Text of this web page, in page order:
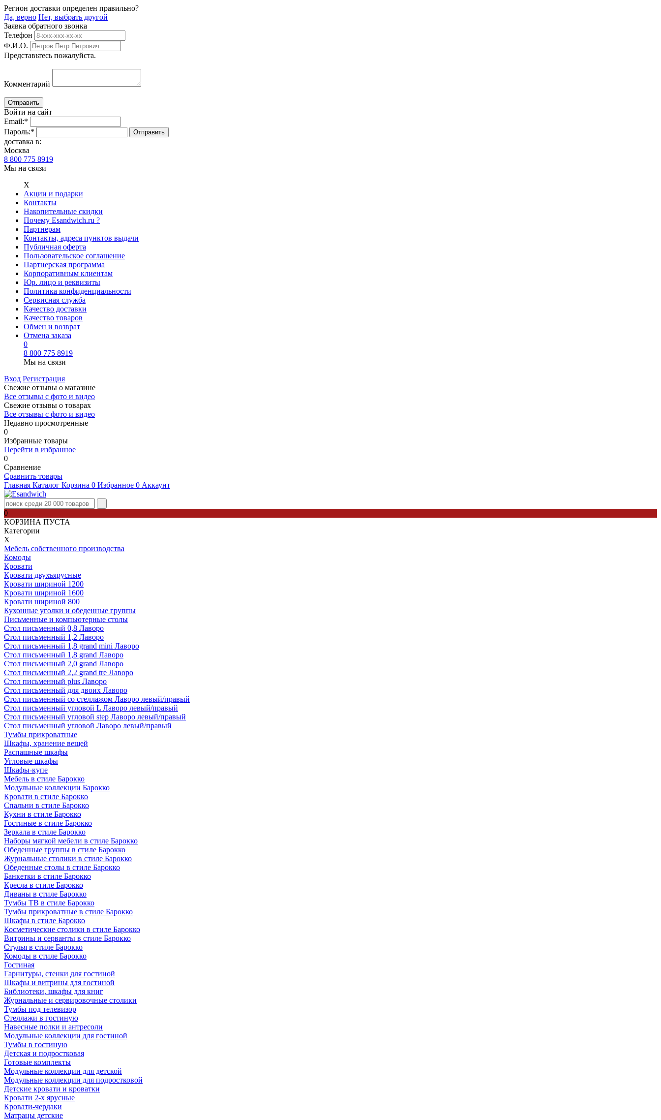
Регион доставки определен правильно?
Да, верно Нет, выбрать другой
Заявка обратного звонка
Телефон
Ф.И.О.
Представьтесь пожалуйста.
Комментарий
Войти на сайт
Email:*
Пароль:*
доставка в:
Москва
8 800 775 8919
Мы на связи
Х
Акции и подарки
Контакты
Накопительные скидки
Почему Esandwich.ru ?
Партнерам
Контакты, адреса пунктов выдачи
Публичная оферта
Пользовательское соглашение
Партнерская программа
Корпоративным клиентам
Юр. лицо и реквизиты
Политика конфиденциальности
Сервисная служба
Качество доставки
Качество товаров
Обмен и возврат
Отмена заказа
0
8 800 775 8919
Мы на связи
Вход Регистрация
Свежие отзывы о магазине
Все отзывы с фото и видео
Свежие отзывы о товарах
Все отзывы c фото и видео
Недавно просмотренные
0
Избранные товары
Перейти в избранное
0
Сравнение
Сравнить товары
Главная Каталог Корзина 0 Избранное 0 Аккаунт
0
КОРЗИНА ПУСТА
Категории
Х
Мебель собственного производства
Комоды
Кровати
Кровати двухъярусные
Кровати шириной 1200
Кровати шириной 1600
Кровати шириной 800
Кухонные уголки и обеденные группы
Письменные и компьютерные столы
Стол письменный 0,8 Лаворо
Стол письменный 1,2 Лаворо
Стол письменный 1,8 grand mini Лаворо
Стол письменный 1,8 grand Лаворо
Стол письменный 2,0 grand Лаворо
Стол письменный 2,2 grand tre Лаворо
Стол письменный plus Лаворо
Стол письменный для двоих Лаворо
Стол письменный со стеллажом Лаворо левый/правый
Стол письменный угловой L Лаворо левый/правый
Стол письменный угловой step Лаворо левый/правый
Стол письменный угловой Лаворо левый/правый
Тумбы прикроватные
Шкафы, хранение вещей
Распашные шкафы
Угловые шкафы
Шкафы-купе
Мебель в стиле Барокко
Модульные коллекции Барокко
Кровати в стиле Барокко
Спальни в стиле Барокко
Кухни в стиле Барокко
Гостиные в стиле Барокко
Зеркала в стиле Барокко
Наборы мягкой мебели в стиле Барокко
Обеденные группы в стиле Барокко
Журнальные столики в стиле Барокко
Обеденные столы в стиле Барокко
Банкетки в стиле Барокко
Кресла в стиле Барокко
Диваны в стиле Барокко
Тумбы ТВ в стиле Барокко
Тумбы прикроватные в стиле Барокко
Шкафы в стиле Барокко
Косметические столики в стиле Барокко
Витрины и серванты в стиле Барокко
Стулья в стиле Барокко
Комоды в стиле Барокко
Гостиная
Гарнитуры, стенки для гостиной
Шкафы и витрины для гостиной
Библиотеки, шкафы для книг
Журнальные и сервировочные столики
Тумбы под телевизор
Стеллажи в гостиную
Навесные полки и антресоли
Модульные коллекции для гостиной
Тумбы в гостиную
Детская и подростковая
Готовые комплекты
Модульные коллекции для детской
Модульные коллекции для подростковой
Детские кровати и кроватки
Кровати 2-х ярусные
Кровати-чердаки
Матрацы детские